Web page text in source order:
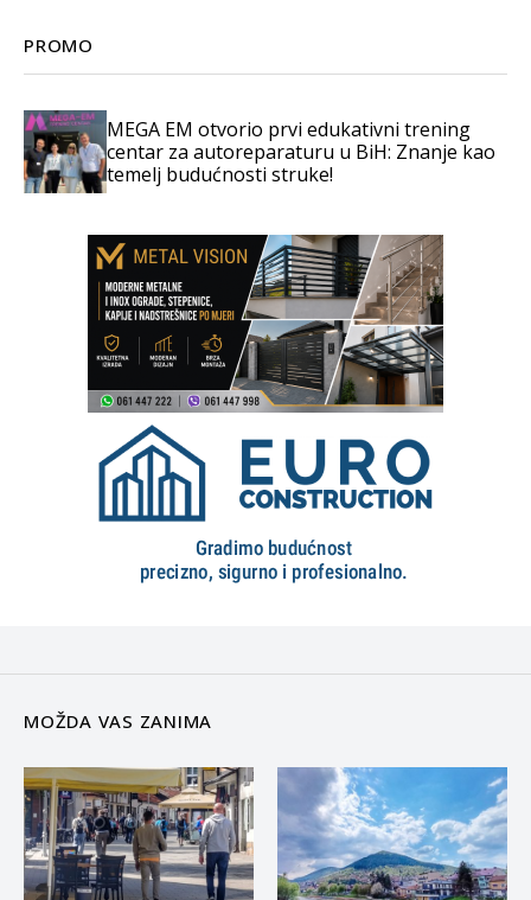
PROMO
MEGA EM otvorio prvi edukativni trening
centar za autoreparaturu u BiH: Znanje kao
temelj budućnosti struke!
MOŽDA VAS ZANIMA